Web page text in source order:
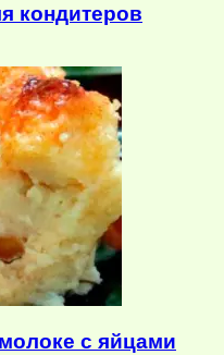
кондитеров
с яйцами